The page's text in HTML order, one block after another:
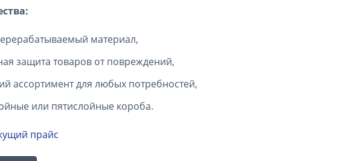
материал,
защита товаров от повреждений,
ассортимент для любых потребностей,
или пятислойные короба.
прайс